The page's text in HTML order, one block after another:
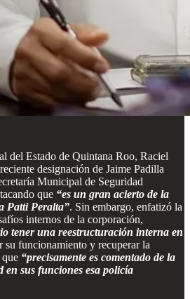
del Estado de Quintana Roo, Raciel
designación de Jaime Padilla
Municipal de Seguridad
que “es un gran acierto de la
Patti Peralta”. Sin embargo, enfatizó la
internos de la corporación,
tener una reestructuración interna en
su funcionamiento y recuperar la
“precisamente es comentado de la
en sus funciones esa policía